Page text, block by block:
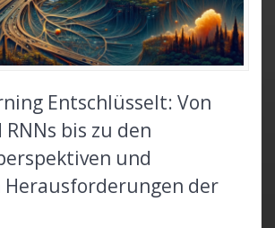
Entschlüsselt: Von
RNNs bis zu den
und
Herausforderungen der